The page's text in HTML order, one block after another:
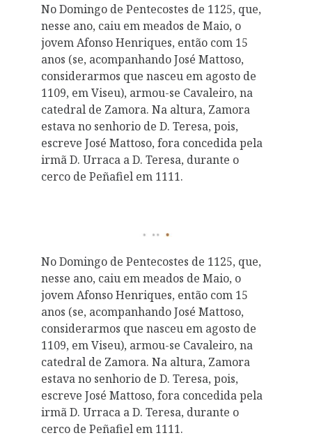
No Domingo de Pentecostes de 1125, que,
nesse ano, caiu em meados de Maio, o
jovem Afonso Henriques, então com 15
anos (se, acompanhando José Mattoso,
considerarmos que nasceu em agosto de
1109, em Viseu), armou-se Cavaleiro, na
catedral de Zamora. Na altura, Zamora
estava no senhorio de D. Teresa, pois,
escreve José Mattoso, fora concedida pela
irmã D. Urraca a D. Teresa, durante o
cerco de Peñafiel em 1111.
No Domingo de Pentecostes de 1125, que,
nesse ano, caiu em meados de Maio, o
jovem Afonso Henriques, então com 15
anos (se, acompanhando José Mattoso,
considerarmos que nasceu em agosto de
1109, em Viseu), armou-se Cavaleiro, na
catedral de Zamora. Na altura, Zamora
estava no senhorio de D. Teresa, pois,
escreve José Mattoso, fora concedida pela
irmã D. Urraca a D. Teresa, durante o
cerco de Peñafiel em 1111.